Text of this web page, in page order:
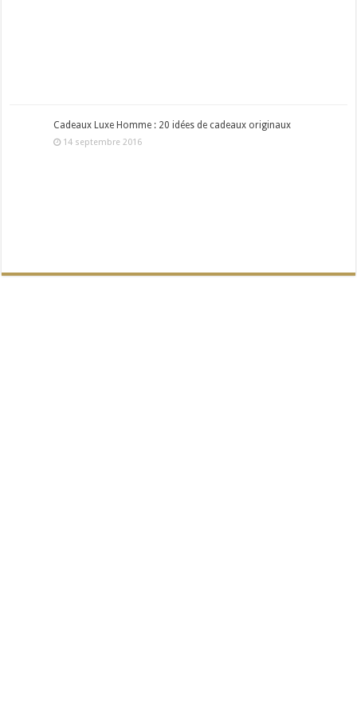
Cadeaux Luxe Homme : 20 idées de cadeaux originaux
14 septembre 2016